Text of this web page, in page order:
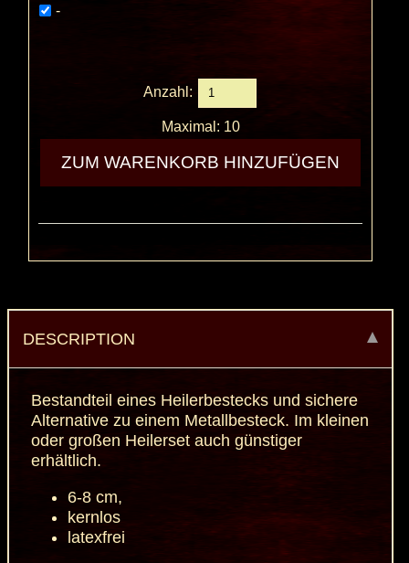
-
Anzahl:
Maximal: 10
DESCRIPTION
Bestandteil eines Heilerbestecks und sichere
Alternative zu einem Metallbesteck. Im kleinen
oder großen Heilerset auch günstiger
erhältlich.
6-8 cm,
kernlos
latexfrei